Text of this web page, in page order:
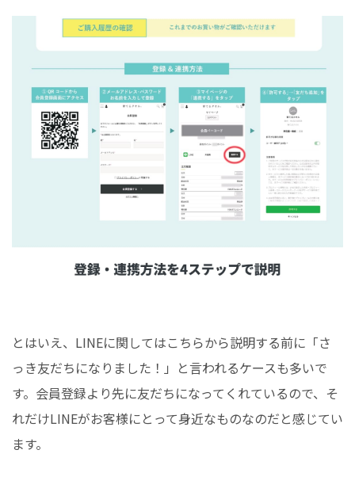
とはいえ、LINEに関してはこちらから説明する前に「さ
っき友だちになりました！」と言われるケースも多いで
す。会員登録より先に友だちになってくれているので、そ
れだけLINEがお客様にとって身近なものなのだと感じてい
ます。